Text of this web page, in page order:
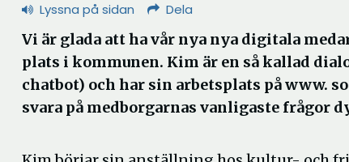
Lyssna på sidan Dela
Vi är glada att ha vår nya nya digitala
plats i kommunen. Kim är en så kallad
chatbot) och har sin arbetsplats på www.
svara på medborgarnas vanligaste frågor